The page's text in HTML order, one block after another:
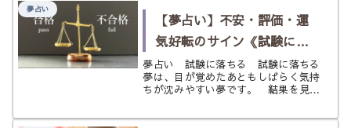
要というものではありませんが、家に
一...
夢占い
【夢占い】不安・評価・運
気好転のサイン《試験に落
ちる》の夢
夢占い 試験に落ちる 試験に落ちる
夢は、目が覚めたあともしばらく気持
ちが沈みやすい夢です。 結果を見た
じが残って、「何か悪いことの前触れ